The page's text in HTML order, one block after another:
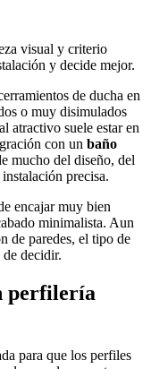
visual y criterio
y decide mejor.
de ducha en
o muy disimulados
atractivo suele estar en
con un baño
mucho del diseño, del
precisa.
encajar muy bien
minimalista. Aun
de paredes, el tipo de
de decidir.
perfilería
para que los perfiles